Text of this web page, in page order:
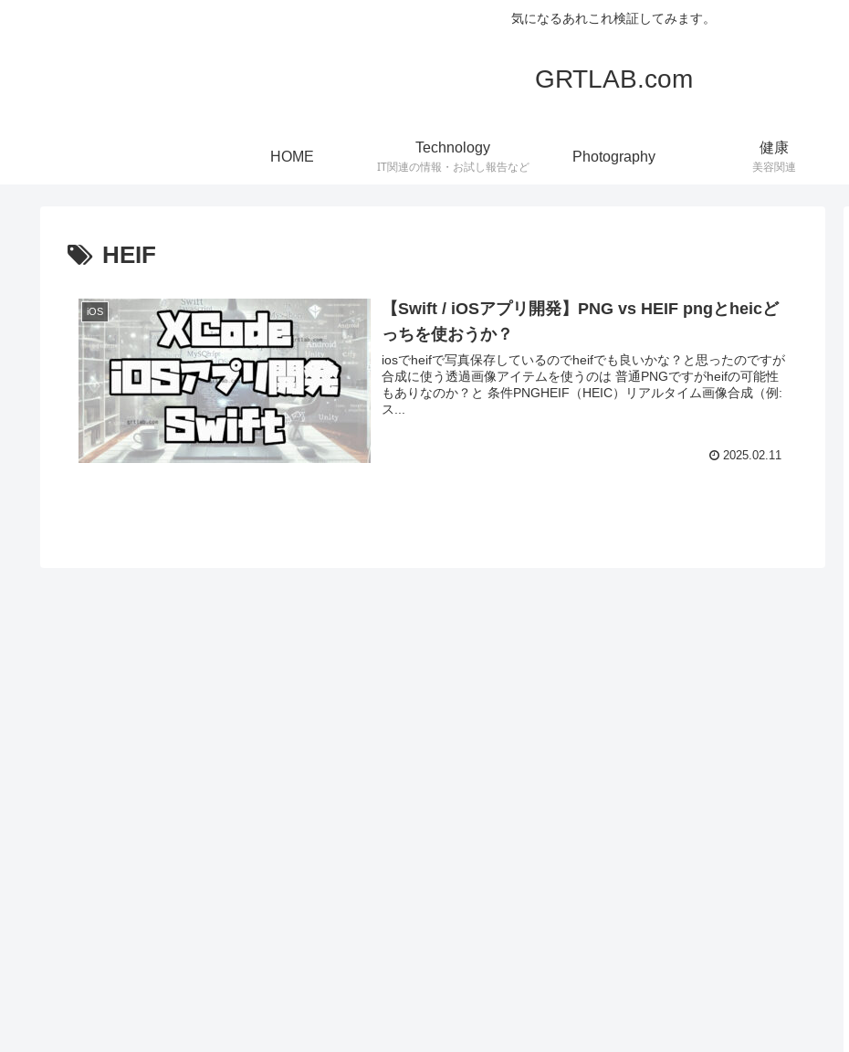
気になるあれこれ検証してみます。
GRTLAB.com
HOME
Technology
IT関連の情報・お試し報告など
Photography
健康
美容関連
HEIF
iOS
【Swift / iOSアプリ開発】PNG vs HEIF pngとheicど
っちを使おうか？
iosでheifで写真保存しているのでheifでも良いかな？と思ったのですが
合成に使う透過画像アイテムを使うのは 普通PNGですがheifの可能性
もありなのか？と 条件PNGHEIF（HEIC）リアルタイム画像合成（例:
ス...
2025.02.11